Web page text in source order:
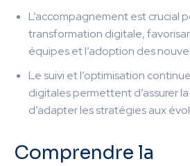
L’accompagnement est crucial
transformation digitale,
équipes et l’adoption des
Le suivi et l’optimisation
digitales permettent d’assurer
d’adapter les stratégies aux
Comprendre la